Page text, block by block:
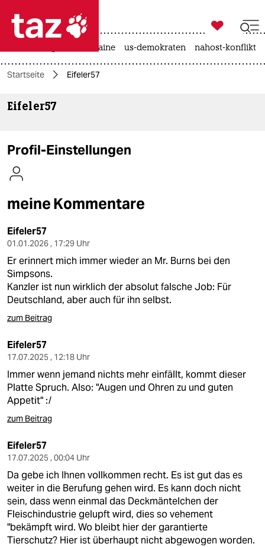
 taz zahl ich
themen
kultur
sport
berlin
nord
wahrheit
verlag
verlag
veranstaltungen
shop
fragen & hilfe
unterstützen
abo
genossenschaft
epaper login

taz zahl ich
krieg in der ukraine us-demokraten nahost-konflikt
Startseite Eifeler57
Eifeler57
Profil-Einstellungen
meine Kommentare
Eifeler57
01.01.2026 , 17:29 Uhr
Er erinnert mich immer wieder an Mr. Burns bei den
Simpsons.
Kanzler ist nun wirklich der absolut falsche Job: Für
Deutschland, aber auch für ihn selbst.
zum Beitrag
Eifeler57
17.07.2025 , 12:18 Uhr
Immer wenn jemand nichts mehr einfällt, kommt dieser
Platte Spruch. Also: "Augen und Ohren zu und guten
Appetit" :/
zum Beitrag
Eifeler57
17.07.2025 , 00:04 Uhr
Da gebe ich Ihnen vollkommen recht. Es ist gut das es
weiter in die Berufung gehen wird. Es kann doch nicht
sein, dass wenn einmal das Deckmäntelchen der
Fleischindustrie gelupft wird, dies so vehement
"bekämpft wird. Wo bleibt hier der garantierte
Tierschutz? Hier ist überhaupt nicht abgewogen worden.